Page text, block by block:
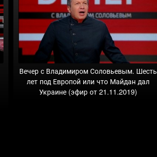
Вечер с Владимиром Соловьевым. Шесть
лет под Европой или что Майдан дал
Украине (эфир от 21.11.2019)